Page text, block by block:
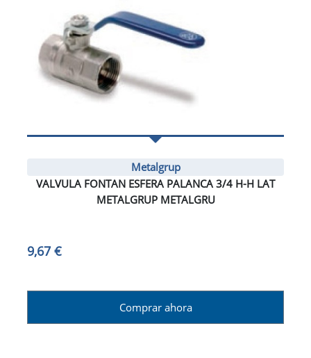
Metalgrup
VALVULA FONTAN ESFERA PALANCA 3/4 H-H LAT
METALGRUP METALGRU
9,67 €
Comprar ahora